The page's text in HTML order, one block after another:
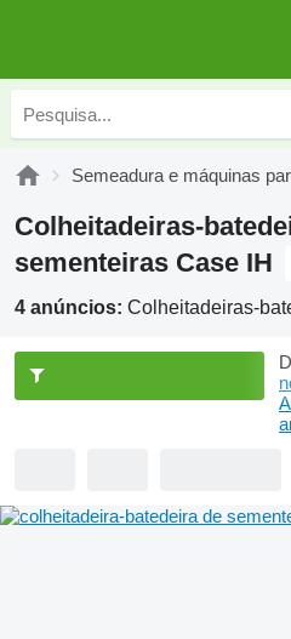
Semeadura e máquinas
Colheitadeiras-
sementeiras Case IH
4 anúncios: Colheitadeiras-